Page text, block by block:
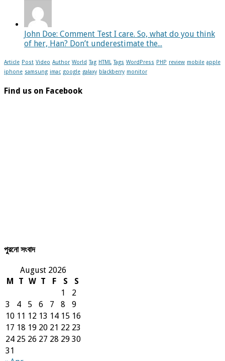
John Doe: Comment Test I care. So, what do you think
of her, Han? Don’t underestimate the...
Article Post Video Author World Tag HTML Tags WordPress PHP review mobile apple
iphone samsung imac google galaxy blackberry monitor
Find us on Facebook
পুরনো সংবাদ
August 2026
M
T W T F S
S
1
2
3
4 5 6 7 8
9
10 11 12 13 14 15 16
17 18 19 20 21 22 23
24 25 26 27 28 29 30
31